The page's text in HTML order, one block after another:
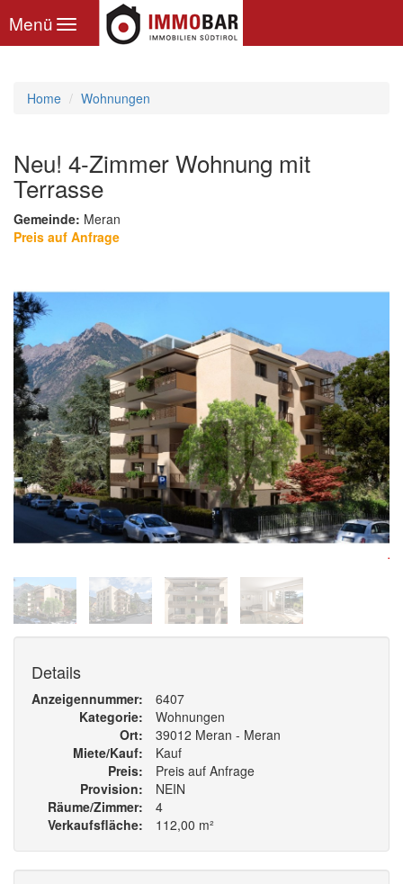
Toggle
navigation
Menü
Home Wohnungen
Neu! 4-Zimmer Wohnung mit
Terrasse
Gemeinde: Meran
Preis auf Anfrage
Details
Anzeigennummer
6407
Kategorie
Wohnungen
Ort
39012 Meran - Meran
Miete/Kauf
Kauf
Preis
Preis auf Anfrage
Provision
NEIN
Räume/Zimmer
4
Verkaufsfläche
112,00 m²